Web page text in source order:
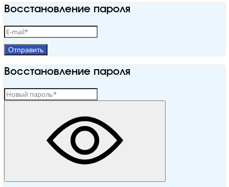
Восстановление пароля
Отправить
Восстановление пароля